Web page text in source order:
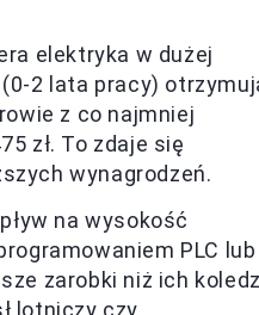
elektryka w dużej
2 lata pracy)
z co najmniej
zł. To zdaje się
wynagrodzeń.
na wysokość
PLC lub
zarobki niż ich
lotniczy czy